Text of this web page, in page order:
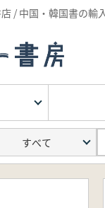
/ 中国・韓国書の輸